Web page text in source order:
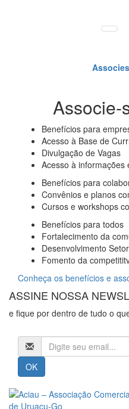
Associe-
Benefícios para
Acesso à Base de
Divulgação de Vagas
Acesso à informações
Benefícios para
Convênios e planos
Cursos e workshops
Benefícios para todos
Fortalecimento da
Desenvolvimento
Fomento da
Conheça os benefícios e
ASSINE NOSSA
e fique por dentro de tudo o